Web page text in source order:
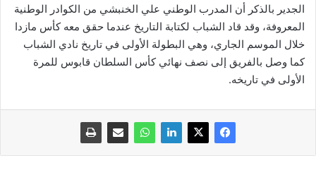
الجدير بالذكر أن المدرب الوطني علي الخنبشي من الكوادر الوطنية
المعروفة، وقد قاد الشباب لكتابة التاريخ عندما حقق معه كأس مازدا
خلال الموسم الجاري، وهي البطولة الأولى في تاريخ نادي الشباب
كما وصل بالفريق إلى نصف نهائي كأس السلطان قابوس للمرة
الأولى في تاريخه.